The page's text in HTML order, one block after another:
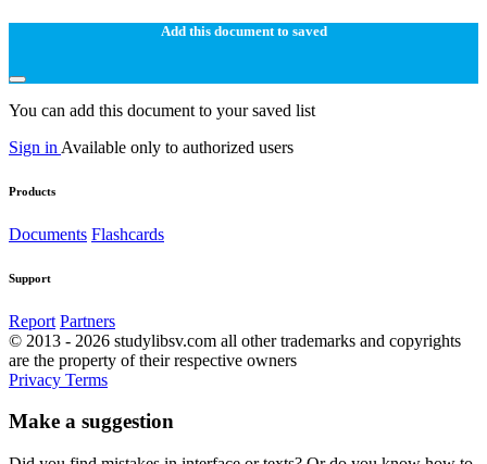
Add this document to saved
You can add this document to your saved list
Sign in Available only to authorized users
Products
Documents Flashcards
Support
Report Partners
© 2013 - 2026 studylibsv.com all other trademarks and copyrights
are the property of their respective owners
Privacy Terms
Make a suggestion